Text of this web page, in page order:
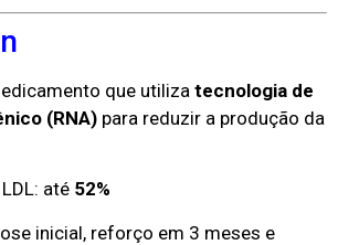
que utiliza tecnologia de
(RNA) para reduzir a produção da
até 52%
inicial, reforço em 3 meses e